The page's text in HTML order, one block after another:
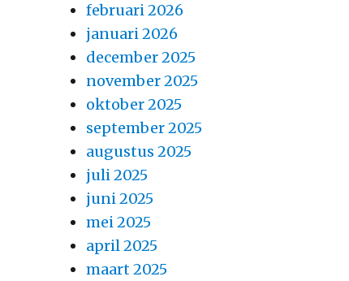
februari 2026
januari 2026
december 2025
november 2025
oktober 2025
september 2025
augustus 2025
juli 2025
juni 2025
mei 2025
april 2025
maart 2025